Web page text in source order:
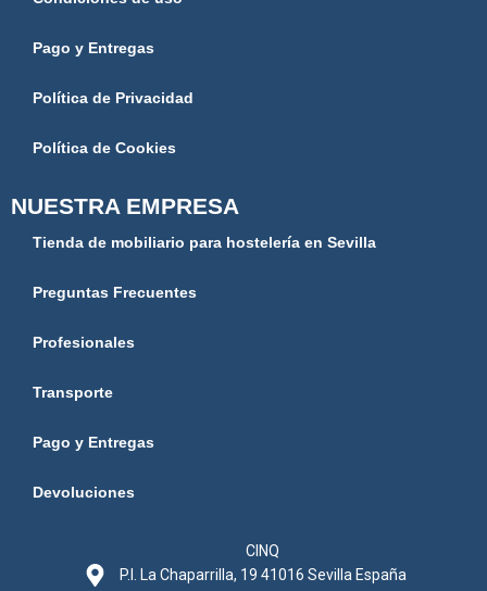
Pago y Entregas
Política de Privacidad
Política de Cookies
NUESTRA EMPRESA
Tienda de mobiliario para hostelería en Sevilla
Preguntas Frecuentes
Profesionales
Transporte
Pago y Entregas
Devoluciones
CINQ
P.I. La Chaparrilla, 19 41016 Sevilla España